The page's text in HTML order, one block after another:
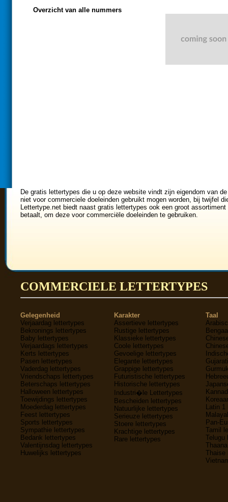
Overzicht van alle nummers
De gratis lettertypes die u op deze website vindt zijn eigendom van
niet voor commerciele doeleinden gebruikt mogen worden, bij twijfel
Lettertype.net biedt naast gratis lettertypes ook een groot
betaalt, om deze voor commerciële doeleinden te gebruiken.
COMMERCIELE LETTERTYPES
Gelegenheid
Verjaardag lettertypes
Bekronings lettertypes
Baby lettertypes
Verjaardags lettertypes
Kerts lettertypes
Pasen lettertypes
Vaderdag lettertypes
Vriendschaps lettertypes
Beterschaps lettertypes
Halloween lettertypes
Toewijdings lettertypes
Moederdag lettertypes
Feest lettertypes
Sports lettertypes
Sympathie lettertypes
Bedank lettertypes
Valentijnsdag lettertypes
Huwelijks lettertypes
Karakter
Assertieve lettertypes
Rustige lettertypes
Klassieke lettertypes
Coole lettertypes
Gevoelige lettertypes
Elegante lettertypes
Grappige lettertypes
Futuristische lettertypes
Historische lettertypes
Industri�le Lettertypes
Bescheiden lettertypes
Natuurlijke lettertypes
Serieuze lettertypes
Stoere lettertypes
Krachtige lettertypes
Rare lettertypes
Taal
Latin 1
Pan-
Tamil
Telugu
Thaise